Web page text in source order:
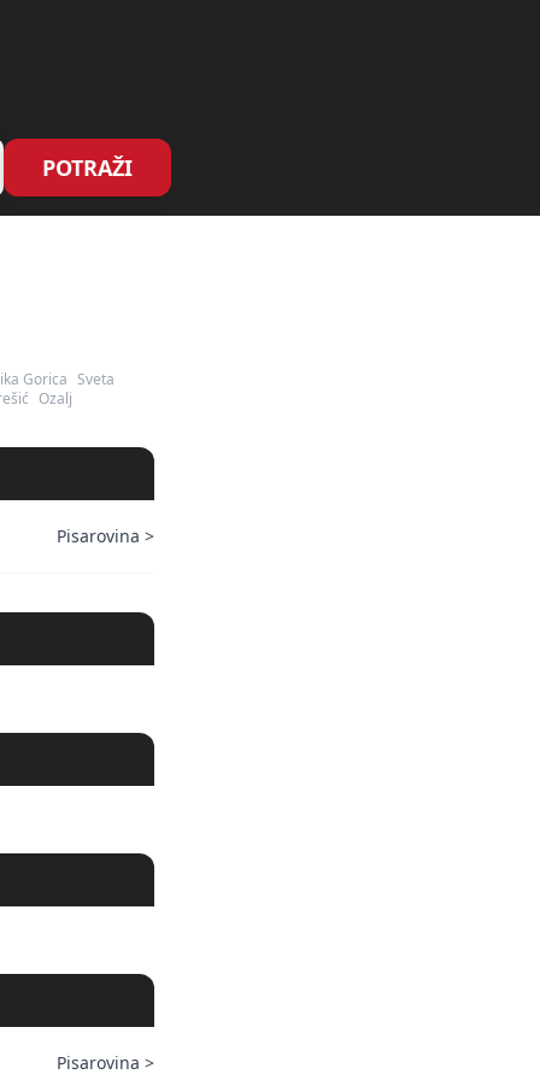
POTRAŽI
Gorica Sveta
Ozalj
Pisarovina >
Pisarovina >